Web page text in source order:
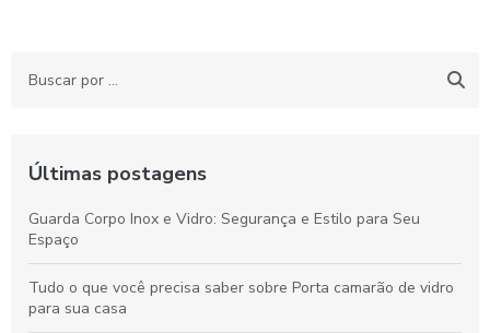
Últimas postagens
Guarda Corpo Inox e Vidro: Segurança e Estilo para Seu
Espaço
Tudo o que você precisa saber sobre Porta camarão de vidro
para sua casa